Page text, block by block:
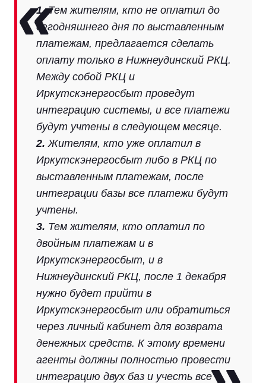
1.Тем жителям, кто не оплатил до
сегодняшнего дня по выставленным
платежам, предлагается сделать
оплату только в Нижнеудинский РКЦ.
Между собой РКЦ и
Иркутскэнергосбыт проведут
интеграцию системы, и все платежи
будут учтены в следующем месяце.
2. Жителям, кто уже оплатил в
Иркутскэнергосбыт либо в РКЦ по
выставленным платежам, после
интеграции базы все платежи будут
учтены.
3. Тем жителям, кто оплатил по
двойным платежам и в
Иркутскэнергосбыт, и в
Нижнеудинский РКЦ, после 1 декабря
нужно будет прийти в
Иркутскэнергосбыт или обратиться
через личный кабинет для возврата
денежных средств. К этому времени
агенты должны полностью провести
интеграцию двух баз и учесть все